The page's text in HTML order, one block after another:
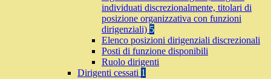
individuati discrezionalmente, titolari di
posizione organizzativa con funzioni
dirigenziali) 5
Elenco posizioni dirigenziali discrezionali
Posti di funzione disponibili
Ruolo dirigenti
Dirigenti cessati 1